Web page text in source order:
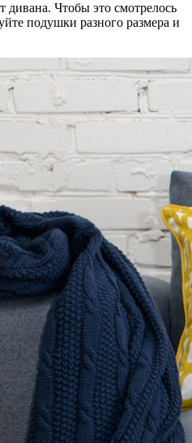
Чтобы это смотрелось
подушки разного размера и